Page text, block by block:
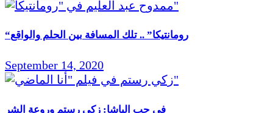
“رومانتيكا” .. تلك المسافة بين الحلم والواقع
September 14, 2020
في حب الباشا: زكي رستم وروعة الشر